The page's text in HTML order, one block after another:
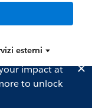
esterni
impact at
to unlock